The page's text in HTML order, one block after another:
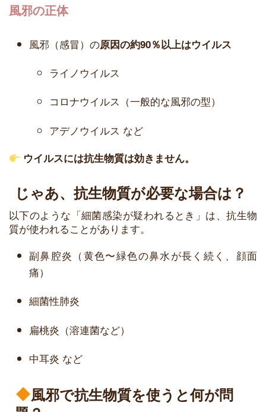
風邪の正体
風邪（感冒）の原因の約90％以上はウイルス
ライノウイルス
コロナウイルス（一般的な風邪の型）
アデノウイルス など
ウイルスには抗生物質は効きません。
じゃあ、抗生物質が必要な場合は？
以下のような「細菌感染が疑われるとき」は、抗生物
質が使われることがあります。
副鼻腔炎（黄色〜緑色の鼻水が長く続く、顔面
痛）
細菌性肺炎
扁桃炎（溶連菌など）
中耳炎 など
風邪で抗生物質を使うと何が問